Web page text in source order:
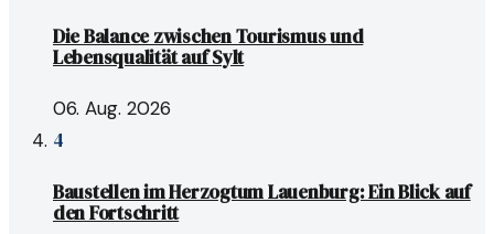
Die Balance zwischen Tourismus und
Lebensqualität auf Sylt
06. Aug. 2026
4
Baustellen im Herzogtum Lauenburg: Ein Blick auf
den Fortschritt